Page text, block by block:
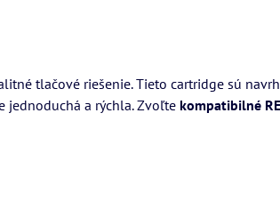
tlačové riešenie. Tieto cartridge sú
jednoduchá a rýchla. Zvoľtekompatibilné